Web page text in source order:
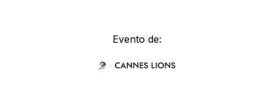
Evento de: